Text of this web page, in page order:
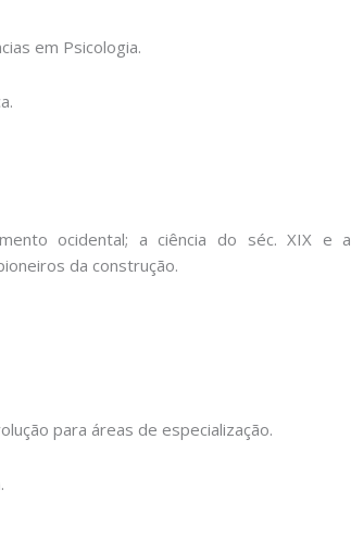
em Psicologia.
ocidental; a ciência do séc. XIX e a
da construção.
para áreas de especialização.